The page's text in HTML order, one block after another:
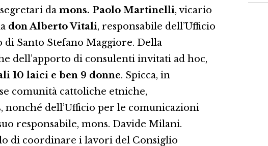
da mons. Paolo Martinelli, vicario
don Alberto Vitali, responsabile dell’Ufficio
Santo Stefano Maggiore. Della
dell’apporto di consulenti invitati ad hoc,
10 laici e ben 9 donne. Spicca, in
comunità cattoliche etniche,
nonché dell’Ufficio per le comunicazioni
responsabile, mons. Davide Milani.
di coordinare i lavori del Consiglio